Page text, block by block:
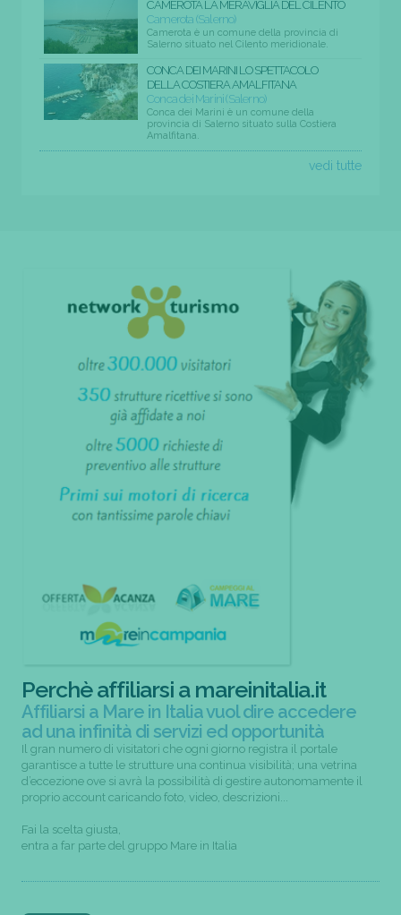
CAMEROTA LA MERAVIGLIA DEL CILENTO
Camerota (Salerno)
Camerota è un comune della provincia di
Salerno situato nel Cilento meridionale.
CONCA DEI MARINI LO SPETTACOLO
DELLA COSTIERA AMALFITANA
Conca dei Marini (Salerno)
Conca dei Marini è un comune della
provincia di Salerno situato sulla Costiera
Amalfitana.
vedi tutte
Perchè affiliarsi a mareinitalia.it
Affiliarsi a Mare in Italia vuol dire accedere
ad una infinità di servizi ed opportunità
Il gran numero di visitatori che ogni giorno registra il portale
garantisce a tutte le strutture una continua visibilità; una vetrina
d’eccezione ove si avrà la possibilità di gestire autonomamente il
proprio account caricando foto, video, descrizioni...
Fai la scelta giusta,
entra a far parte del gruppo Mare in Italia